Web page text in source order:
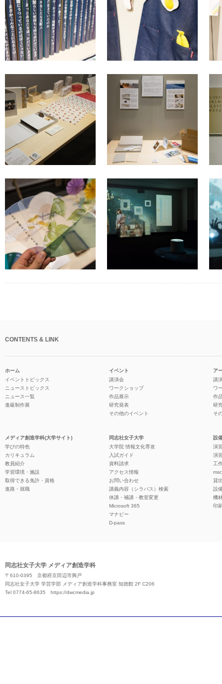
CONTENTS & LINK
ホーム
イベントトピックス
ニューストピックス
ニュース一覧
進級制作展
イベント
講演会
ワークショップ
作品展示
研究発表
その他のイベント
ア
講
ワ
作
研
そ
メディア創造学科(大学サイト)
学びの特色
カリキュラム
教員紹介
学習環境・施設
取得できる免許・資格
進路・就職
同志社女子大学
大学院 情報文化専攻
入試ガイド
資料請求
アクセス情報
お問い合わせ
講義内容（シラバス）検索
休講・補講・教室変更
Microsoft 365
マナビー
D-pass
設
演
演
工
貸
設
機
印
同志社女子大学 メディア創造学科
〒610-0395 京都府京田辺市興戸
同志社女子大学 学芸学部 メディア創造学科事務室 知徳館 2F C206
Tel 0774-65-8635 https://dwcmedia.jp